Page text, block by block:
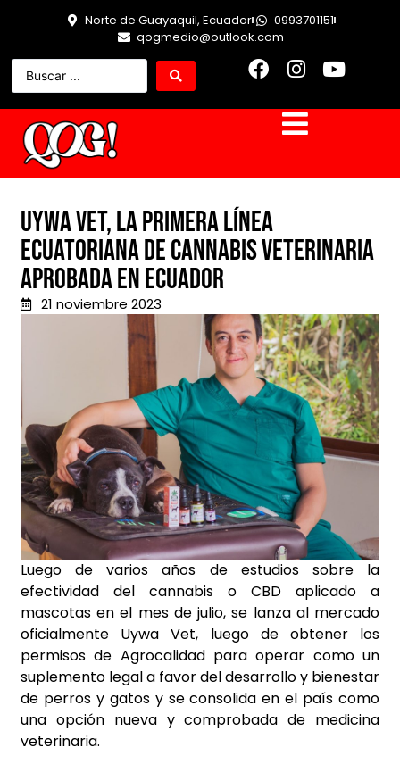
Norte de Guayaquil, Ecuador
0993701151
qogmedio@outlook.com
Uywa Vet, la primera línea
ecuatoriana de cannabis veterinaria
aprobada en Ecuador
21 noviembre 2023
Luego de varios años de estudios sobre la
efectividad del cannabis o CBD aplicado a
mascotas en el mes de julio, se lanza al mercado
oficialmente Uywa Vet, luego de obtener los
permisos de Agrocalidad para operar como un
suplemento legal a favor del desarrollo y bienestar
de perros y gatos y se consolida en el país como
una opción nueva y comprobada de medicina
veterinaria.